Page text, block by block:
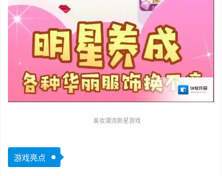
美妆潮流新星游戏
游戏亮点